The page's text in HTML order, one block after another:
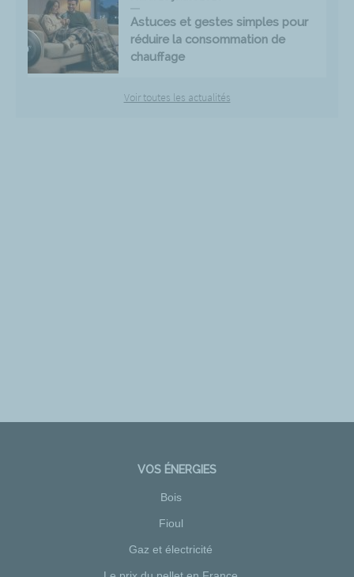
Astuces et gestes simples pour
réduire la consommation de
chauffage
Voir toutes les actualités
VOS ÉNERGIES
Bois
Fioul
Gaz et électricité